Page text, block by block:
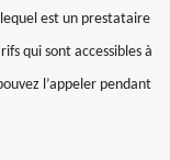
est un prestataire
qui sont accessibles à
l’appeler pendant